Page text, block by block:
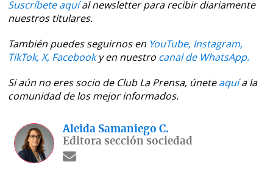
Suscríbete aquíal newsletter para recibir diariamente
nuestros titulares.
También puedes seguirnos en YouTube, Instagram,
TikTok, X, Facebooky en nuestro canal de WhatsApp.
Si aún no eres socio de Club La Prensa, úneteaquía la
comunidad de los mejor informados.
Aleida Samaniego C.
Editora sección sociedad